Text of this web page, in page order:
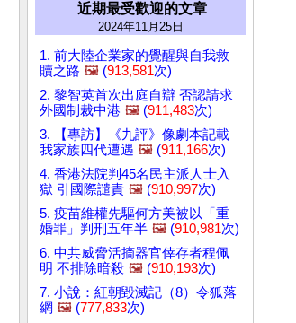
近期最受歡迎的文章
2024年11月25日
1. 前大陸企業家的覺醒與自我救
贖之路 🖼️ (913,581次)
2. 黎智英首次出庭自辯 否認請求
外國制裁中港 🖼️ (911,483次)
3. 【專訪】《九評》像劇本記載
我家族四代遭遇 🖼️ (911,166次)
4. 香港法院判45名民主派人士入
獄 引國際譴責 🖼️ (910,997次)
5. 疫苗維權先驅何方美被以「重
婚罪」判刑五年半 🖼️ (910,981次)
6. 中共威脅活摘器官倖存者程佩
明 不排除暗殺 🖼️ (910,193次)
7. 小說：紅朝毀滅記（8）令狐落
網 🖼️ (777,833次)